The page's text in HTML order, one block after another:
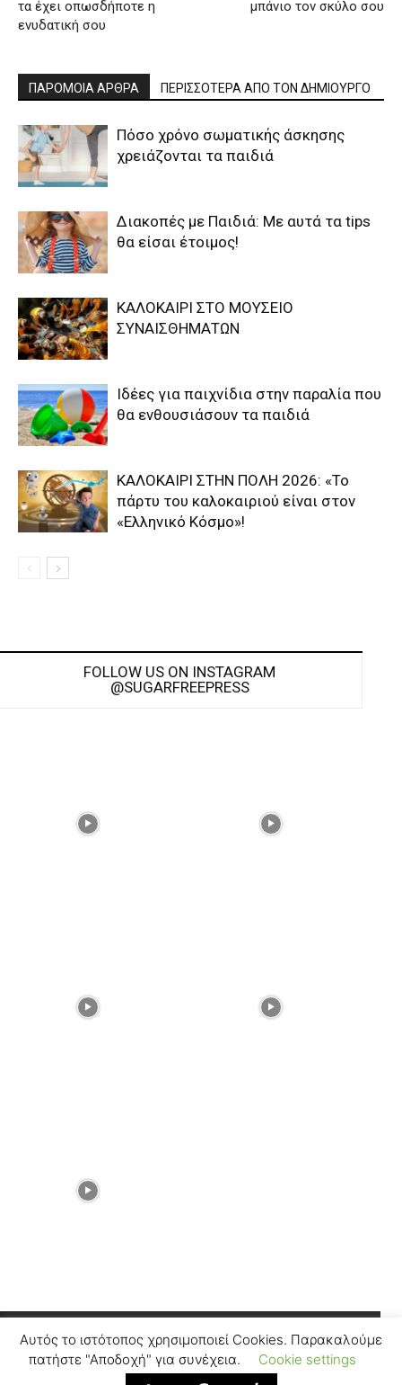
τα έχει οπωσδήποτε η
ενυδατική σου
μπάνιο τον σκύλο σου
ΠΑΡΟΜΟΙΑ ΑΡΘΡΑ ΠΕΡΙΣΣΟΤΕΡΑ ΑΠΟ ΤΟΝ ΔΗΜΙΟΥΡΓΟ
Πόσο χρόνο σωματικής άσκησης
χρειάζονται τα παιδιά
Διακοπές με Παιδιά: Με αυτά τα tips
θα είσαι έτοιμος!
ΚΑΛΟΚΑΙΡΙ ΣΤΟ ΜΟΥΣΕΙΟ
ΣΥΝΑΙΣΘΗΜΑΤΩΝ
Ιδέες για παιχνίδια στην παραλία που
θα ενθουσιάσουν τα παιδιά
ΚΑΛΟΚΑΙΡΙ ΣΤΗΝ ΠΟΛΗ 2026: «Το
πάρτυ του καλοκαιριού είναι στον
«Ελληνικό Κόσμο»!
FOLLOW US ON INSTAGRAM
@SUGARFREEPRESS
Facebook Instagram
Αυτός το ιστότοπος χρησιμοποιεί Cookies. Παρακαλούμε
πατήστε "Αποδοχή" για συνέχεια.
Cookie settings